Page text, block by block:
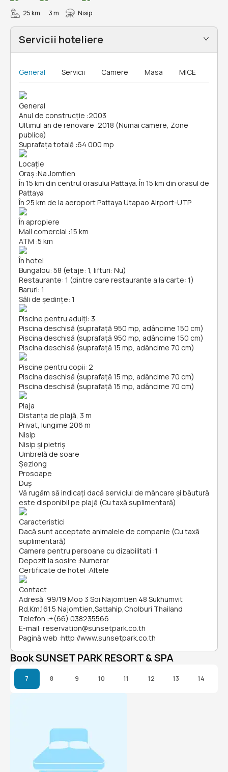
25 km 3 m Nisip
Servicii hoteliere
General Servicii Camere Masa MICE
General
Anul de construcție :2003
Ultimul an de renovare :2018 (Numai camere, Zone
publice)
Suprafața totală :64 000 mp
Locație
Oraș :Na Jomtien
În 15 km din centrul orasului Pattaya. În 15 km din orasul de
Pattaya
În 25 km de la aeroport Pattaya Utapao Airport-UTP
În apropiere
Mall comercial :15 km
ATM :5 km
În hotel
Bungalou: 58 (etaje: 1, lifturi: Nu)
Restaurante: 1 (dintre care restaurante a la carte: 1)
Baruri: 1
Săli de ședințe: 1
Piscine pentru adulți: 3
Piscina deschisă (suprafață 950 mp, adâncime 150 cm)
Piscina deschisă (suprafață 950 mp, adâncime 150 cm)
Piscina deschisă (suprafață 15 mp, adâncime 70 cm)
Piscine pentru copii: 2
Piscina deschisă (suprafață 15 mp, adâncime 70 cm)
Piscina deschisă (suprafață 15 mp, adâncime 70 cm)
Plaja
Distanța de plajă, 3 m
Privat, lungime 206 m
Nisip
Nisip și pietriş
Umbrelă de soare
Șezlong
Prosoape
Duș
Vă rugăm să indicați dacă serviciul de mâncare și băutură
este disponibil pe plajă (Cu taxă suplimentară)
Caracteristici
Dacă sunt acceptate animalele de companie (Cu taxă
suplimentară)
Camere pentru persoane cu dizabilitati :1
Depozit la sosire :Numerar
Certificate de hotel :Altele
Contact
Adresă :99/19 Moo 3 Soi Najomtien 48 Sukhumvit
Rd.Km.161.5 Najomtien,Sattahip,Cholburi Thailand
Telefon :+(66) 038235566
E-mail :reservation@sunsetpark.co.th
Pagină web :http://www.sunsetpark.co.th
Book SUNSET PARK RESORT & SPA
7 8 9 10 11 12 13 14